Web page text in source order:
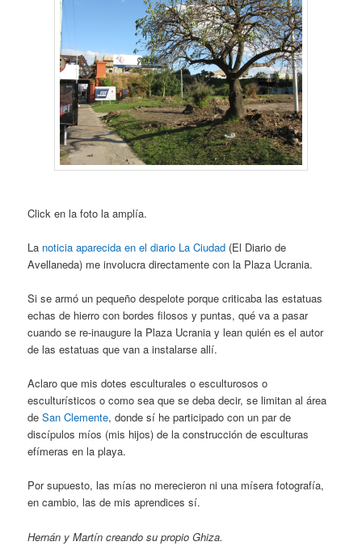
Click en la foto la amplía.
La noticia aparecida en el diario La Ciudad (El Diario de
Avellaneda) me involucra directamente con la Plaza Ucrania.
Si se armó un pequeño despelote porque criticaba las estatuas
echas de hierro con bordes filosos y puntas, qué va a pasar
cuando se re-inaugure la Plaza Ucrania y lean quién es el autor
de las estatuas que van a instalarse allí.
Aclaro que mis dotes esculturales o esculturosos o
esculturísticos o como sea que se deba decir, se limitan al área
deSan Clemente, donde sí he participado con un par de
discípulos míos (mis hijos) de la construcción de esculturas
efímeras en la playa.
Por supuesto, las mías no merecieron ni una mísera fotografía,
en cambio, las de mis aprendices sí.
Hernán y Martín creando su propio Ghiza.